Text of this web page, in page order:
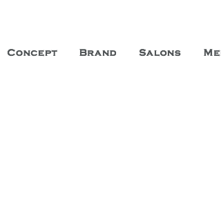
テサロン ファシオ
「神戸店」 パリサンジェルマン通りに「パリ店
なることを追求する「本物」の商品・技術・サー